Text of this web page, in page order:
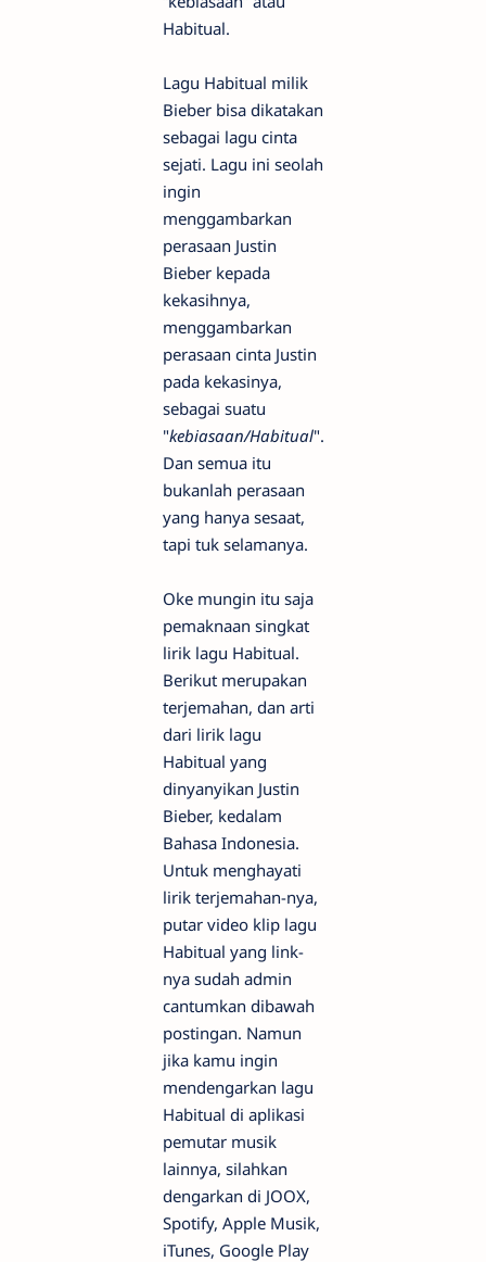
Habitual.
Lagu Habitual milik
Bieber bisa dikatakan
sebagai lagu cinta
sejati. Lagu ini seolah
ingin
menggambarkan
perasaan Justin
Bieber kepada
kekasihnya,
menggambarkan
perasaan cinta Justin
pada kekasinya,
sebagai suatu
"kebiasaan/Habitual".
Dan semua itu
bukanlah perasaan
yang hanya sesaat,
tapi tuk selamanya.
Oke mungin itu saja
pemaknaan singkat
lirik lagu Habitual.
Berikut merupakan
terjemahan, dan arti
dari lirik lagu
Habitual yang
dinyanyikan Justin
Bieber, kedalam
Bahasa Indonesia.
Untuk menghayati
lirik terjemahan-nya,
putar video klip lagu
Habitual yang link-
nya sudah admin
cantumkan dibawah
postingan. Namun
jika kamu ingin
mendengarkan lagu
Habitual di aplikasi
pemutar musik
lainnya, silahkan
dengarkan di JOOX,
Spotify, Apple Musik,
iTunes, Google Play